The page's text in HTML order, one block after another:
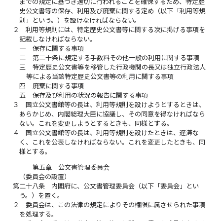
史公文書等の保存、利用及び廃棄に関する定め（以下「利用等規
則」という。）を設けなければならない。
２
利用等規則には、特定歴史公文書等に関する次に掲げる事項を
記載しなければならない。
一
保存に関する事項
二
第二十条に規定する手数料その他一般の利用に関する事項
三
特定歴史公文書等を移管した行政機関の長又は独立行政法人
等による当該特定歴史公文書等の利用に関する事項
四
廃棄に関する事項
五
保存及び利用の状況の報告に関する事項
３
国立公文書館等の長は、利用等規則を設けようとするときは、
あらかじめ、内閣総理大臣に協議し、その同意を得なければなら
ない。これを変更しようとするときも、同様とする。
４
国立公文書館等の長は、利用等規則を設けたときは、遅滞な
く、これを公表しなければならない。これを変更したときも、同
様とする。
第五章 公文書管理委員会
（委員会の設置）
第二十八条
内閣府に、公文書管理委員会（以下「委員会」とい
う。）を置く。
２
委員会は、この法律の規定によりその権限に属させられた事項
を処理する。